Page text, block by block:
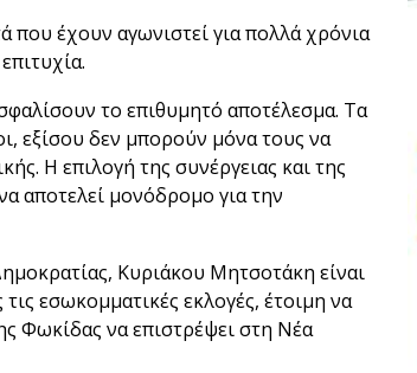
έχουν αγωνιστεί για πολλά χρόνια
το επιθυμητό αποτέλεσμα. Τα
εξίσου δεν μπορούν μόνα τους να
Η επιλογή της συνέργειας και της
αποτελεί μονόδρομο για την
Κυριάκου Μητσοτάκη είναι
εσωκομματικές εκλογές, έτοιμη να
Φωκίδας να επιστρέψει στη Νέα